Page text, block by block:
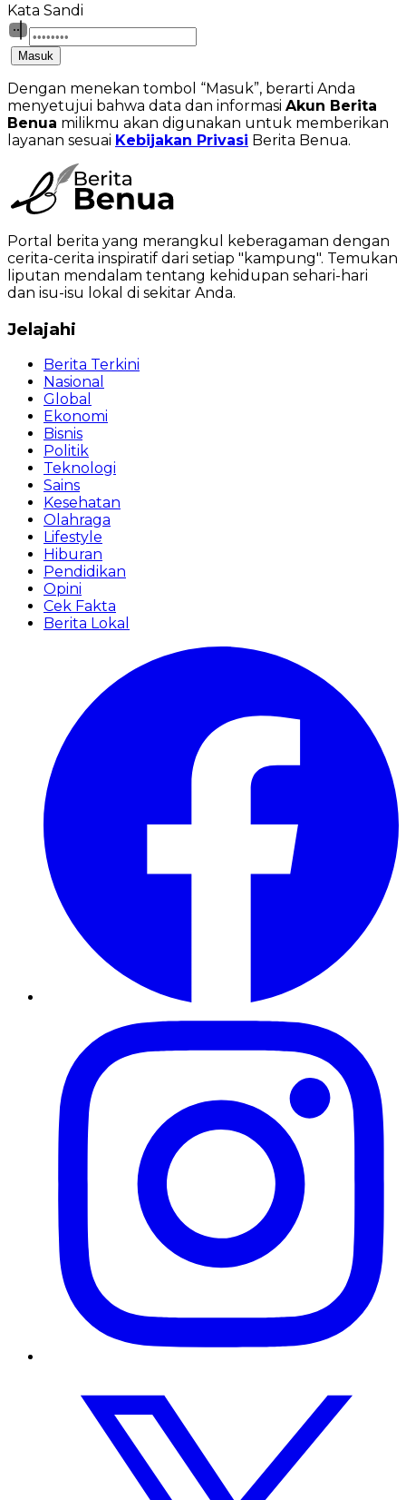
Kata Sandi
Masuk
Dengan menekan tombol “Masuk”, berarti Anda
menyetujui bahwa data dan informasi Akun Berita
Benua milikmu akan digunakan untuk memberikan
layanan sesuai Kebijakan Privasi Berita Benua.
Portal berita yang merangkul keberagaman dengan
cerita-cerita inspiratif dari setiap "kampung". Temukan
liputan mendalam tentang kehidupan sehari-hari
dan isu-isu lokal di sekitar Anda.
Jelajahi
Berita Terkini
Nasional
Global
Ekonomi
Bisnis
Politik
Teknologi
Sains
Kesehatan
Olahraga
Lifestyle
Hiburan
Pendidikan
Opini
Cek Fakta
Berita Lokal